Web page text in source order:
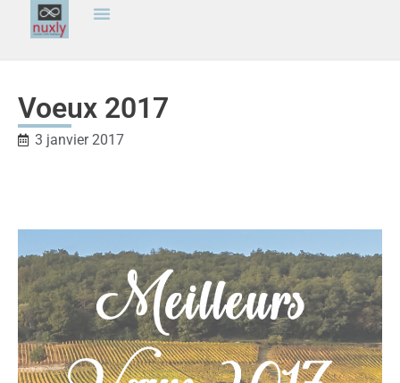
Voeux 2017
3 janvier 2017